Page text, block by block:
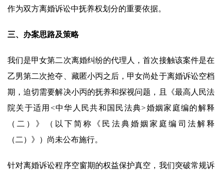
作为双方离婚诉讼中抚养权划分的重要依据。
三、办案思路及策略
我们是甲女第二次离婚纠纷的代理人，首次接触该案件是在
乙男第二次抢夺、藏匿小丙之后，甲女尚处于离婚诉讼空档
期，迫切需要解决小丙的抚养和探视问题，且《最高人民法
院关于适用<中华人民共和国民法典>婚姻家庭编的解释
（二）》（以下简称《民法典婚姻家庭编司法解释
（二）》）尚未公布施行。
针对离婚诉讼程序空窗期的权益保护真空，我们突破常规诉